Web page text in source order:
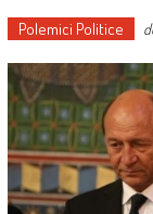
Polemici Politice